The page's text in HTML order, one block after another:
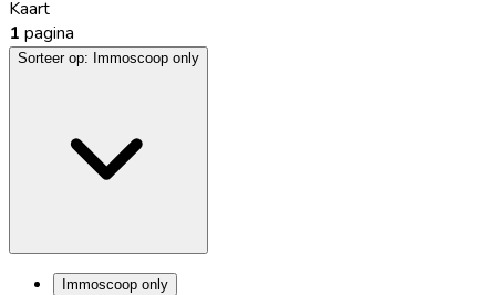
Kaart
1 pagina
Sorteer op: Immoscoop only
Immoscoop only